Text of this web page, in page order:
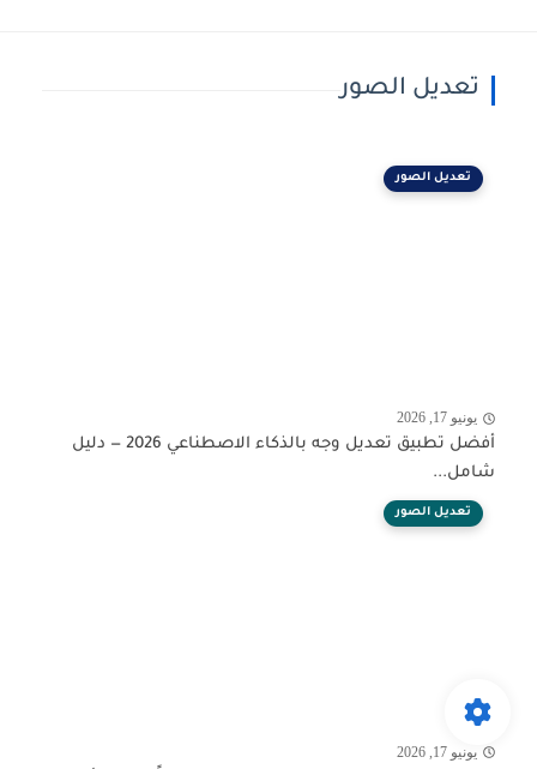
تعديل الصور
تعديل الصور
يونيو 17, 2026
أفضل تطبيق تعديل وجه بالذكاء الاصطناعي 2026 — دليل
شامل...
تعديل الصور
يونيو 17, 2026